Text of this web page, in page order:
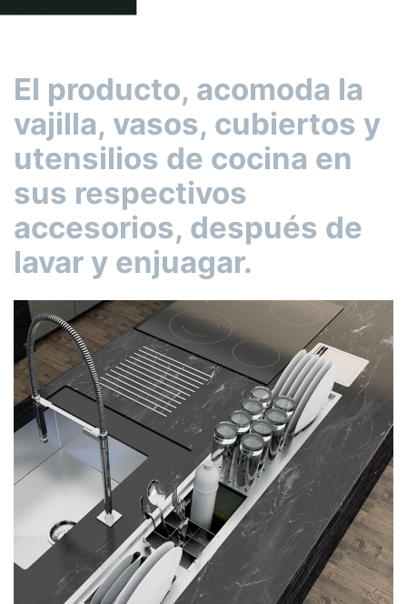
El producto, acomoda la
vajilla, vasos, cubiertos y
utensilios de cocina en
sus respectivos
accesorios, después de
lavar y enjuagar.